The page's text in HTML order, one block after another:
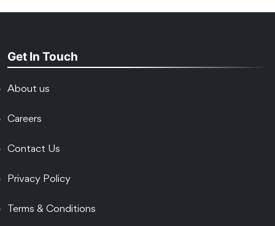
Get In Touch
About us
Careers
Contact Us
Privacy Policy
Terms & Conditions